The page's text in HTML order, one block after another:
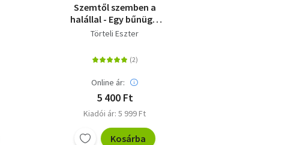
Szemtől szemben a
halállal - Egy bűnügyi
helyszínelő megrázó
Törteli Eszter
Online ár:
5 400 Ft
Kiadói ár: 5 999 Ft
Kosárba